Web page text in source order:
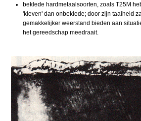
beklede hardmetaalsoorten, zoals T25M
'kleven' dan onbeklede; door zijn taaiheid
gemakkelijker weerstand bieden aan
het gereedschap meedraait.